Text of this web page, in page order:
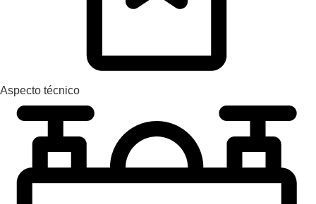
Aspecto técnico